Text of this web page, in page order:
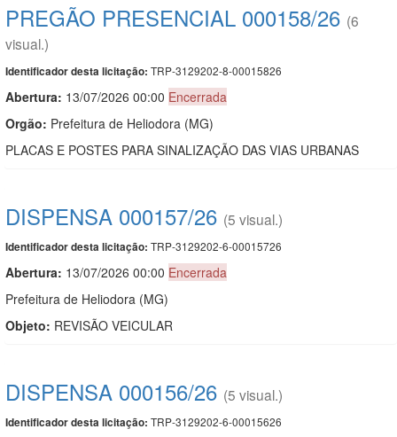
PREGÃO PRESENCIAL 000158/26 (6
visual.)
Identificador desta licitação: TRP-3129202-8-00015826
Abertura: 13/07/2026 00:00 Encerrada
Orgão: Prefeitura de Heliodora (MG)
PLACAS E POSTES PARA SINALIZAÇÃO DAS VIAS URBANAS
DISPENSA 000157/26 (5 visual.)
Identificador desta licitação: TRP-3129202-6-00015726
Abertura: 13/07/2026 00:00 Encerrada
Prefeitura de Heliodora (MG)
Objeto: REVISÃO VEICULAR
DISPENSA 000156/26 (5 visual.)
Identificador desta licitação: TRP-3129202-6-00015626